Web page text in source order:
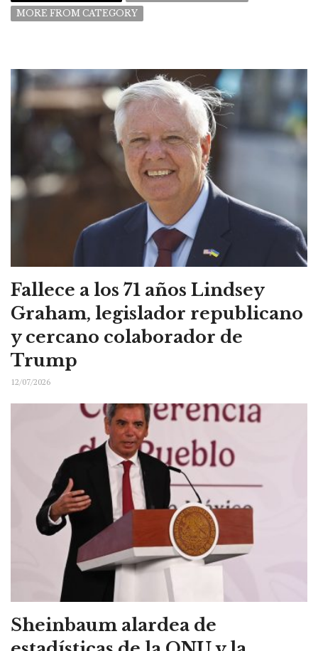
MORE FROM CATEGORY
Fallece a los 71 años Lindsey
Graham, legislador republicano
y cercano colaborador de
Trump
12/07/2026
Sheinbaum alardea de